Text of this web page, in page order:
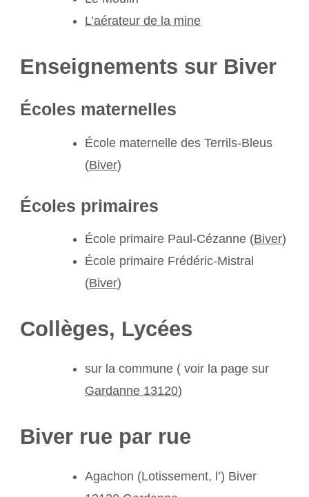
L’aérateur de la mine
Enseignements sur Biver
Écoles maternelles
École maternelle des Terrils-Bleus
(Biver)
Écoles primaires
École primaire Paul-Cézanne (Biver)
École primaire Frédéric-Mistral
(Biver)
Collèges, Lycées
sur la commune ( voir la page sur
Gardanne 13120)
Biver rue par rue
Agachon (Lotissement, l’) Biver